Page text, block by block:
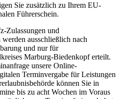
Sie zusätzlich zu Ihrem EU-
Führerschein.
und
ausschließlich nach
und nur für
Marburg-Biedenkopf erteilt.
unsere Online-
Terminvergabe für Leistungen
können Sie in
bis zu acht Wochen im Voraus